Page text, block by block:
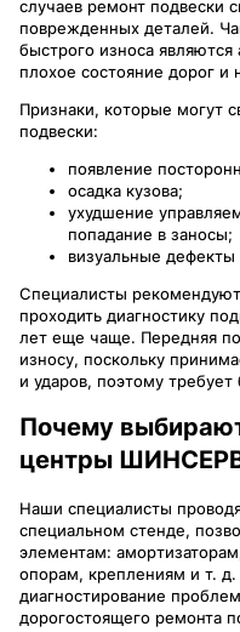
случаев ремонт подвески
поврежденных деталей.
быстрого износа
плохое состояние дорог и
Признаки, которые могут
подвески:
появление
осадка кузова;
ухудшение
попадание в заносы;
визуальные
Специалисты
проходить диагностику
лет еще чаще. Передняя
износу, поскольку
и ударов, поэтому
Почему
центры
Наши специалисты
специальном стенде,
элементам:
опорам, креплениям и т.
диагностирование
дорогостоящего ремонта